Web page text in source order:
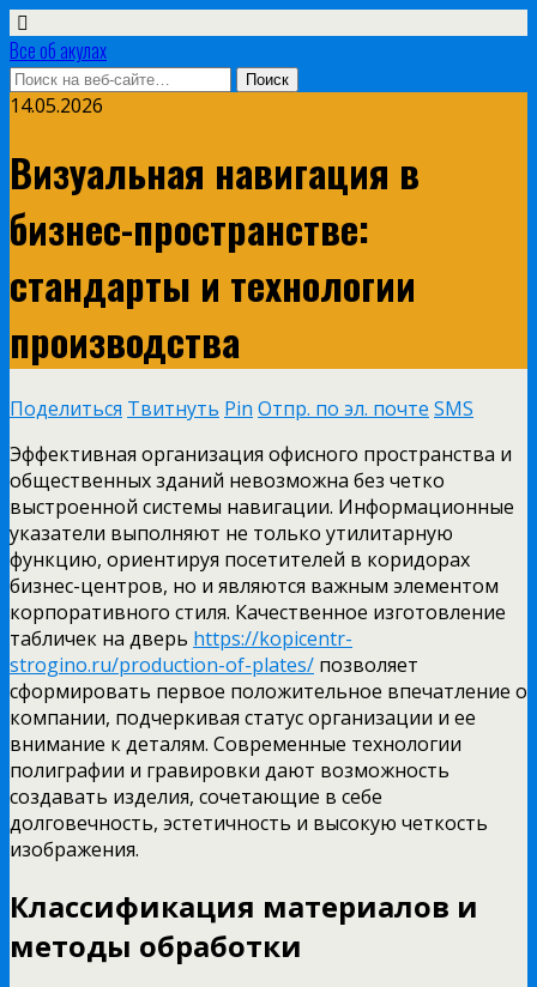
Все об акулах
14.05.2026
Визуальная навигация в
бизнес-пространстве:
стандарты и технологии
производства
Поделиться Твитнуть Pin Отпр. по эл. почте SMS
Эффективная организация офисного пространства и
общественных зданий невозможна без четко
выстроенной системы навигации. Информационные
указатели выполняют не только утилитарную
функцию, ориентируя посетителей в коридорах
бизнес-центров, но и являются важным элементом
корпоративного стиля. Качественное изготовление
табличек на дверь https://kopicentr-
strogino.ru/production-of-plates/ позволяет
сформировать первое положительное впечатление о
компании, подчеркивая статус организации и ее
внимание к деталям. Современные технологии
полиграфии и гравировки дают возможность
создавать изделия, сочетающие в себе
долговечность, эстетичность и высокую четкость
изображения.
Классификация материалов и
методы обработки